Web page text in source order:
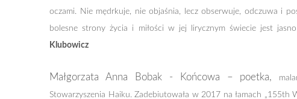
oczami. Nie mędrkuje, nie objaśnia, lecz obserwuje, odczuwa i
bolesne strony życia i miłości w jej lirycznym świecie jest
Klubowicz
Małgorzata Anna Bobak - Końcowa – poetka,
Stowarzyszenia Haiku. Zadebiutowała w 2017 na łamach „155th